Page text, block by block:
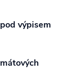
výpisem